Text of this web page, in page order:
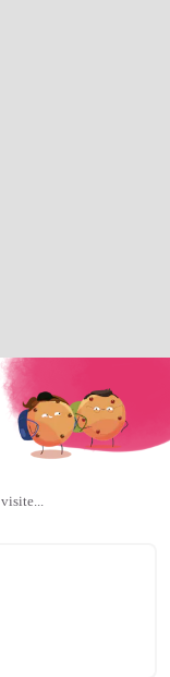
Miyuki perles et
Preciosa